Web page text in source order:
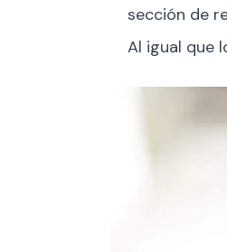
sección de
Al igual que